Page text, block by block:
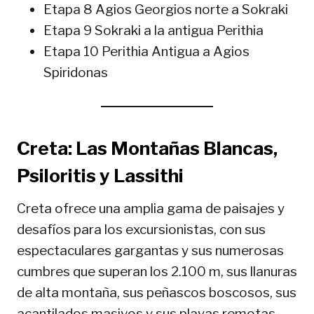
Etapa 8 Agios Georgios norte a Sokraki
Etapa 9 Sokraki a la antigua Perithia
Etapa 10 Perithia Antigua a Agios
Spiridonas
Creta: Las Montañas Blancas,
Psiloritis y Lassithi
Creta ofrece una amplia gama de paisajes y
desafíos para los excursionistas, con sus
espectaculares gargantas y sus numerosas
cumbres que superan los 2.100 m, sus llanuras
de alta montaña, sus peñascos boscosos, sus